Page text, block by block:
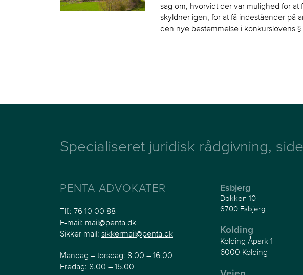
sag om, hvorvidt der var mulighed for
skyldner igen, for at få indeståender på
den nye bestemmelse i konkurslovens §
Specialiseret juridisk rådgivning,
PENTA ADVOKATER
Tlf.: 76 10 00 88
E-mail: mail@penta.dk
Sikker mail: sikkermail@penta.dk
Mandag – torsdag: 8.00 – 16.00
Fredag: 8.00 – 15.00
Esbjerg
Dokken 10
6700 Esbjerg
Kolding
Kolding Åpark 1
6000 Kolding
Vejen